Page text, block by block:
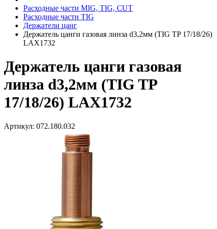
Расходные части MIG, TIG, CUT
Расходные части TIG
Держатели цанг
Держатель цанги газовая линза d3,2мм (TIG TP 17/18/26)
LAX1732
Держатель цанги газовая
линза d3,2мм (TIG TP
17/18/26) LAX1732
Артикул: 072.180.032